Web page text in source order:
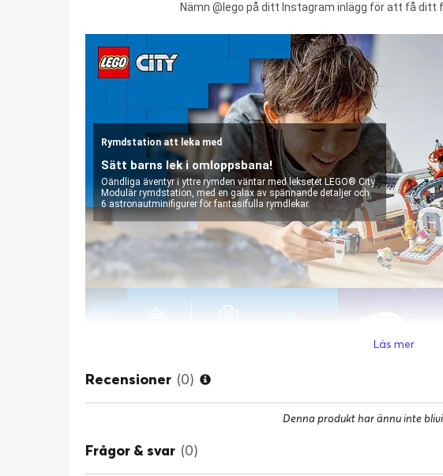
Nämn @lego på ditt Instagram inlägg för att få ditt
Rymdstation att leka med
Sätt barns lek i omloppsbana!
Oändliga äventyr i yttre rymden väntar med leksetet LEGO® City
Modulär rymdstation, med en galax av spännande detaljer och
6 astronautminifigurer för fantasifulla rymdlekar.
Läs mer
Recensioner (0)
Denna produkt har ännu inte
Frågor & svar (0)